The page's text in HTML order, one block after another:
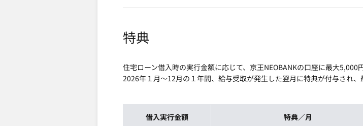
特典
住宅ローン借入時の実行金額に応じて、京王NEOBANKの口座に最大5,000
2026年１月～12月の１年間、給与受取が発生した翌月に特典が付与され、
借入実行金額 特典／月